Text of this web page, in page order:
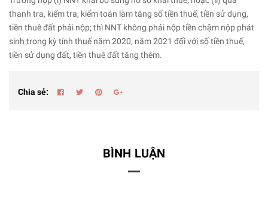
thanh tra, kiểm tra, kiểm toán làm tăng số tiền thuế, tiền sử dụng,
tiền thuê đất phải nộp; thì NNT không phải nộp tiền chậm nộp phát
sinh trong kỳ tính thuế năm 2020, năm 2021 đối với số tiền thuế,
tiền sử dụng đất, tiền thuê đất tăng thêm.
Chia sẻ:
BÌNH LUẬN